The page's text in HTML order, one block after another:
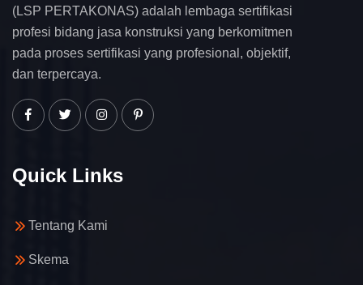
(LSP PERTAKONAS) adalah lembaga sertifikasi
profesi bidang jasa konstruksi yang berkomitmen
pada proses sertifikasi yang profesional, objektif,
dan terpercaya.
Quick Links
Tentang Kami
Skema